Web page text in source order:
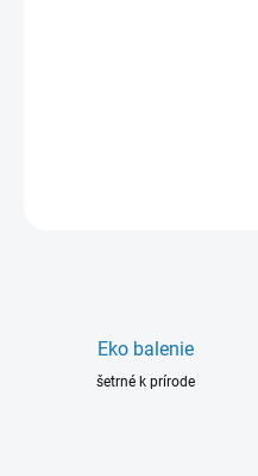
Eko balenie
šetrné k prírode